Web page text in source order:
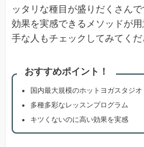
ッタリな種目が盛りだくさん
効果を実感できるメソッドが
手な人もチェックしてみてくだ
おすすめポイント！
国内最大規模のホットヨガスタジオ
多種多彩なレッスンプログラム
キツくないのに高い効果を実感